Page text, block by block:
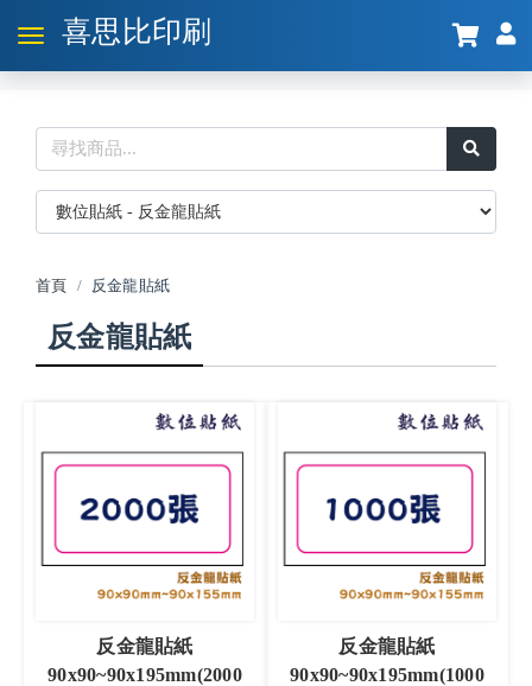
喜思比印刷
首頁 反金龍貼紙
反金龍貼紙
反金龍貼紙
90x90~90x195mm(2000
反金龍貼紙
90x90~90x195mm(1000